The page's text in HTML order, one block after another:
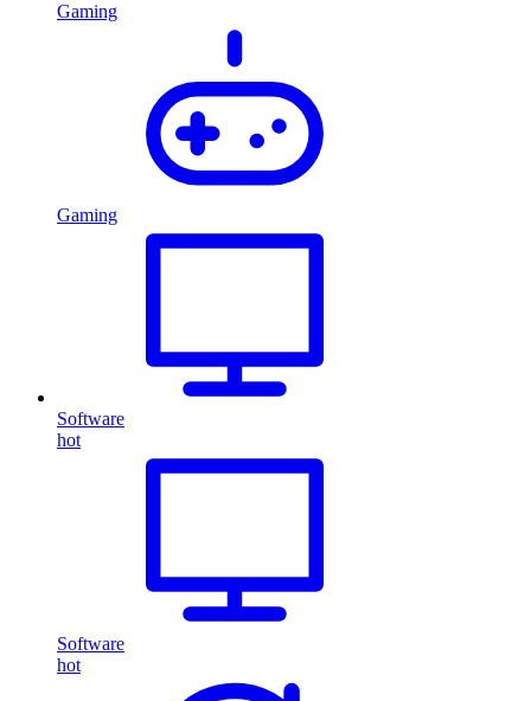
Gaming
Gaming
Software
hot
Software
hot